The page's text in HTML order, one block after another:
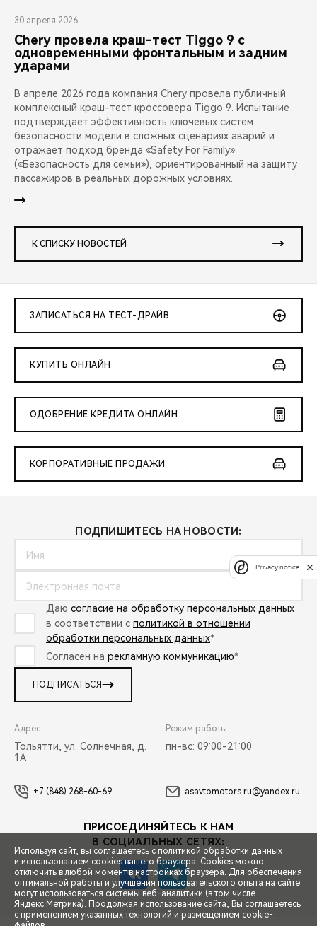
СПЕЦПРЕДЛОЖЕНИЯ
30 апреля 2026
Chery провела краш-тест Tiggo 9 с
одновременными фронтальным и задним
ударами
В апреле 2026 года компания Chery провела публичный
комплексный краш-тест кроссовера Tiggo 9. Испытание
подтверждает эффективность ключевых систем
безопасности модели в сложных сценариях аварий и
отражает подход бренда «Safety For Family»
(«Безопасность для семьи»), ориентированный на защиту
пассажиров в реальных дорожных условиях.
К СПИСКУ НОВОСТЕЙ
ЗАПИСАТЬСЯ НА ТЕСТ-ДРАЙВ
КУПИТЬ ОНЛАЙН
ОДОБРЕНИЕ КРЕДИТА ОНЛАЙН
КОРПОРАТИВНЫЕ ПРОДАЖИ
ПОДПИШИТЕСЬ НА НОВОСТИ:
Даю согласие на обработку персональных данных
в соответствии с политикой в отношении
обработки персональных данных*
Согласен на рекламную коммуникацию*
ПОДПИСАТЬСЯ
Адрес:
Тольятти, ул. Солнечная, д.
1А
Режим работы:
пн-вс: 09:00-21:00
+7 (848) 268-60-69 asavtomotors.ru@yandex.ru
ПРИСОЕДИНЯЙТЕСЬ К НАМ
В СОЦИАЛЬНЫХ СЕТЯХ:
Используя сайт, вы соглашаетесь с политикой обработки данных
и использованием cookies вашего браузера. Cookies можно
отключить в любой момент в настройках браузера. Для обеспечения
оптимальной работы и улучшения пользовательского опыта на сайте
могут использоваться системы веб-аналитики (в том числе
Яндекс.Метрика). Продолжая использование сайта, Вы соглашаетесь
с применением указанных технологий и размещением cookie-
Privacy notice